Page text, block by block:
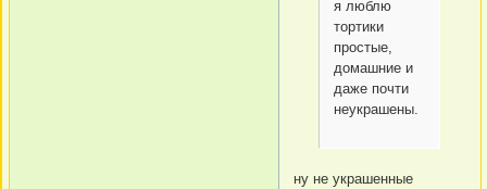
я люблю
тортики
простые,
домашние и
даже почти
неукрашены.
ну не украшенные